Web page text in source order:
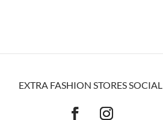
EXTRA FASHION STORES SOCIAL